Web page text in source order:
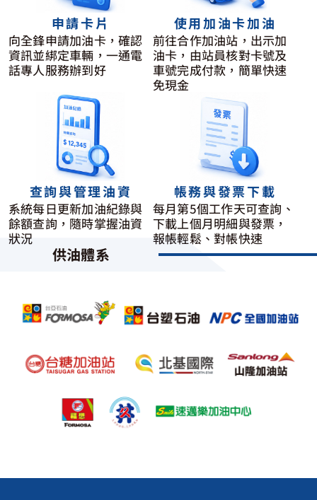
申請卡片
向全鋒申請加油卡，確認
資訊並綁定車輛，一通電
話專人服務辦到好
使用加油卡加油
前往合作加油站，出示加
油卡，由站員核對卡號及
車號完成付款，簡單快速
免現金
查詢與管理油資
系統每日更新加油紀錄與
餘額查詢，隨時掌握油資
狀況
帳務與發票下載
每月第5個工作天可查詢、
下載上個月明細與發票，
報帳輕鬆、對帳快速
供油體系